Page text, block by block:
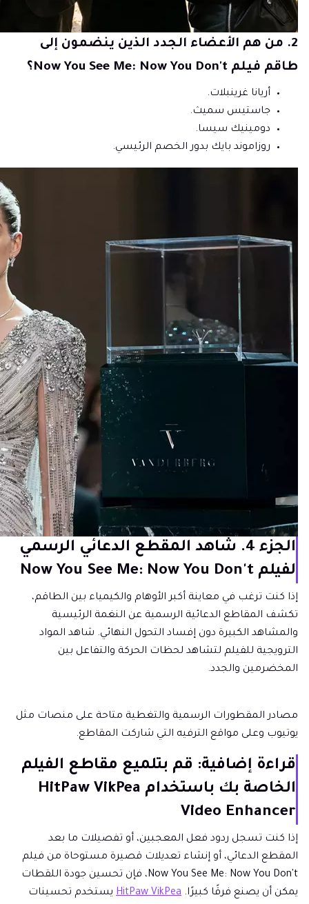
2. من هم الأعضاء الجدد الذين ينضمون إلى
طاقم فيلم Now You See Me: Now You Don't؟
أريانا غرينبلات.
جاستيس سميث.
دومينيك سيسا.
روزاموند بايك بدور الخصم الرئيسي.
الجزء 4. شاهد المقطع الدعائي الرسمي
لفيلم Now You See Me: Now You Don't
إذا كنت ترغب في معاينة أكبر الأوهام والكيمياء بين الطاقم،
تكشف المقاطع الدعائية الرسمية عن النغمة الرئيسية
والمشاهد الكبيرة دون إفساد التحول النهائي. شاهد المواد
الترويجية للفيلم لتشاهد لحظات الحركة والتفاعل بين
المخضرمين والجدد.
مصادر المقطورات الرسمية والتغطية متاحة على منصات مثل
يوتيوب وعلى مواقع الترفيه التي شاركت المقاطع.
قراءة إضافية: قم بتلميع مقاطع الفيلم
الخاصة بك باستخدام HitPaw VikPea
Video Enhancer
إذا كنت تسجل ردود فعل المعجبين، أو تفصيلات ما بعد
المقطع الدعائي، أو إنشاء تعديلات قصيرة مستوحاة من فيلم
Now You See Me: Now You Don't، فإن تحسين جودة اللقطات
يمكن أن يصنع فرقًا كبيرًا. HitPaw VikPea يستخدم تحسينات